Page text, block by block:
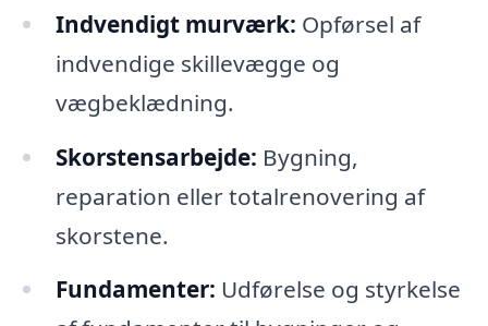
Indvendigt murværk: Opførsel af
indvendige skillevægge og
vægbeklædning.
Skorstensarbejde: Bygning,
reparation eller totalrenovering af
skorstene.
Fundamenter: Udførelse og styrkelse